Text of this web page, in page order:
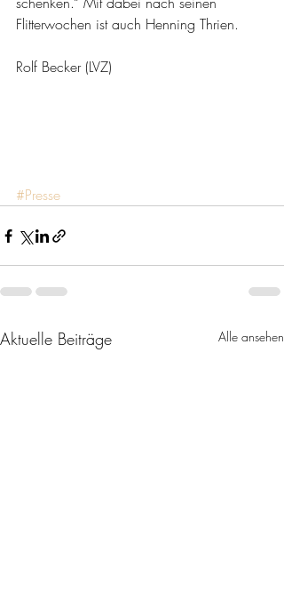
Flitterwochen ist auch Henning Thrien.
Rolf Becker (LVZ)
#Presse
Aktuelle Beiträge Alle ansehen